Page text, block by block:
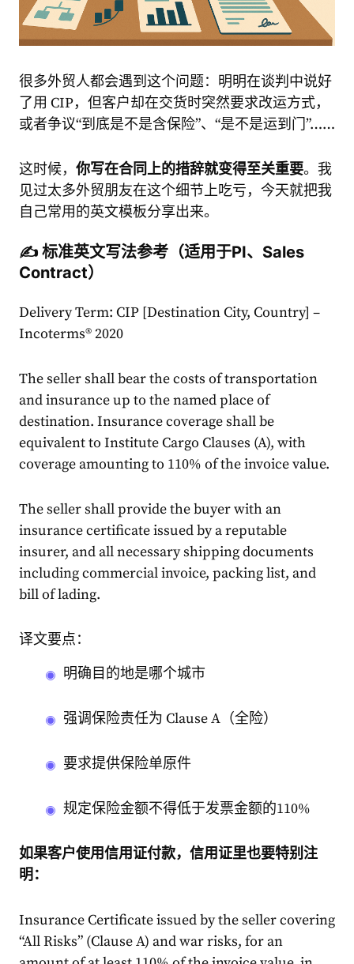
很多外贸人都会遇到这个问题：明明在谈判中说好
了用 CIP，但客户却在交货时突然要求改运方式，
或者争议“到底是不是含保险”、“是不是运到门”……
这时候， 你写在合同上的措辞就变得至关重要。我
见过太多外贸朋友在这个细节上吃亏，今天就把我
自己常用的英文模板分享出来。
✍️ 标准英文写法参考（适用于PI、Sales
Contract）
Delivery Term: CIP [Destination City, Country] –
Incoterms® 2020
The seller shall bear the costs of transportation
and insurance up to the named place of
destination. Insurance coverage shall be
equivalent to Institute Cargo Clauses (A), with
coverage amounting to 110% of the invoice value.
The seller shall provide the buyer with an
insurance certificate issued by a reputable
insurer, and all necessary shipping documents
including commercial invoice, packing list, and
bill of lading.
译文要点：
明确目的地是哪个城市
强调保险责任为 Clause A（全险）
要求提供保险单原件
规定保险金额不得低于发票金额的110%
如果客户使用信用证付款，信用证里也要特别注
明：
Insurance Certificate issued by the seller covering
“All Risks” (Clause A) and war risks, for an